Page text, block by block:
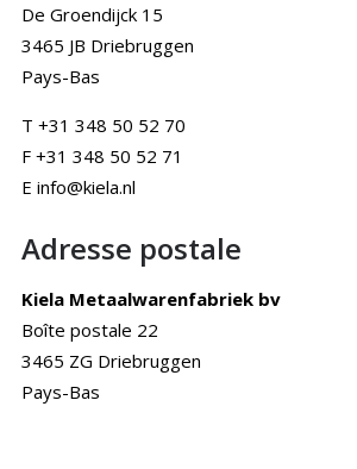
De Groendijck 15
3465 JB Driebruggen
Pays-Bas
T +31 348 50 52 70
F +31 348 50 52 71
E info@kiela.nl
Adresse postale
Kiela Metaalwarenfabriek bv
Boîte postale 22
3465 ZG Driebruggen
Pays-Bas